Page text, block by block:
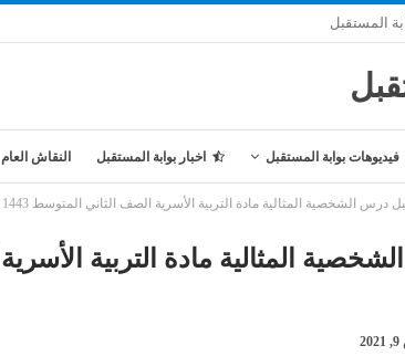
المستقبل
فيديوهات بوابة المستقبل اخبار بوابة المستقبل النقاش العام
الشخصية المثالية مادة التربية الأسرية الصف الثاني المتوسط 1443 هـ
المثالية مادة التربية